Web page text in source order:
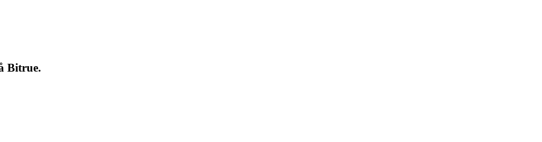
Bitrue.